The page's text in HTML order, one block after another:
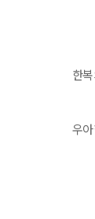
한
우